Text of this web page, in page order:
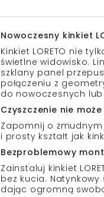
Nowoczesny kinkiet
Kinkiet LORETO nie
świetlne widowisko.
szklany panel
połączeniu z
do nowoczesnych
Czyszczenie nie
Zapomnij o
i prosty kształt jak
Bezproblemowy
Zainstaluj kinkiet
bez kucia.
dając ogromną